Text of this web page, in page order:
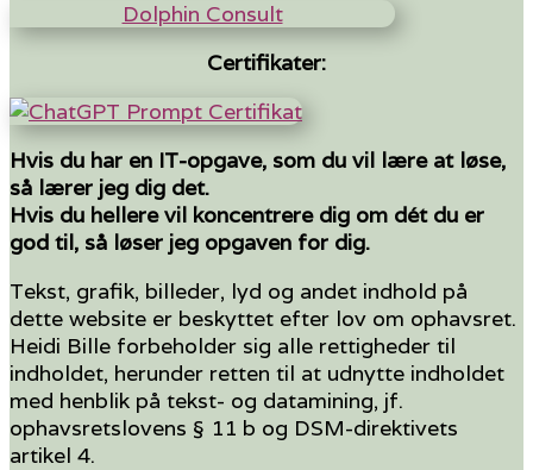
Certifikater:
Hvis du har en IT-opgave, som du vil lære at løse,
så lærer jeg dig det.
Hvis du hellere vil koncentrere dig om dét du er
god til, så løser jeg opgaven for dig.
Tekst, grafik, billeder, lyd og andet indhold på
dette website er beskyttet efter lov om ophavsret.
Heidi Bille forbeholder sig alle rettigheder til
indholdet, herunder retten til at udnytte indholdet
med henblik på tekst- og datamining, jf.
ophavsretslovens § 11 b og DSM-direktivets
artikel 4.